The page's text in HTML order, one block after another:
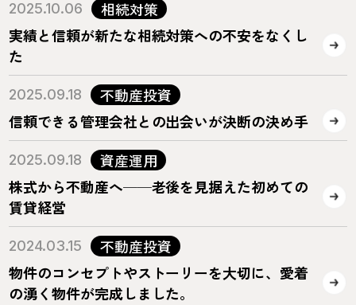
2025.10.06
相続対策
実績と信頼が新たな相続対策への不安をなくし
た
2025.09.18
不動産投資
信頼できる管理会社との出会いが決断の決め手
2025.09.18
資産運用
株式から不動産へ──老後を見据えた初めての
賃貸経営
2024.03.15
不動産投資
物件のコンセプトやストーリーを大切に、愛着
の湧く物件が完成しました。